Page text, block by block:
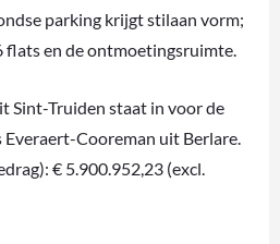
parking krijgt stilaan vorm;
flats en de ontmoetingsruimte.
Sint-Truiden staat in voor de
Everaert-Cooreman uit Berlare.
€ 5.900.952,23 (excl.